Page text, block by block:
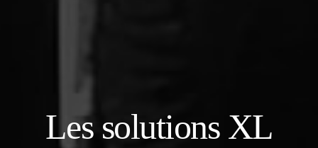
Les solutions XL